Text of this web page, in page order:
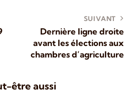
SUIVANT
Dernière ligne droite
avant les élections aux
chambres d’agriculture
être aussi